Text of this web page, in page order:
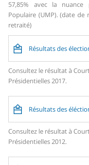
57,85% avec la
Populaire (UMP). (date de
retraité)
Résultats des
Consultez le résultat à
Présidentielles 2017.
Résultats des
Consultez le résultat à
Présidentielles 2012.